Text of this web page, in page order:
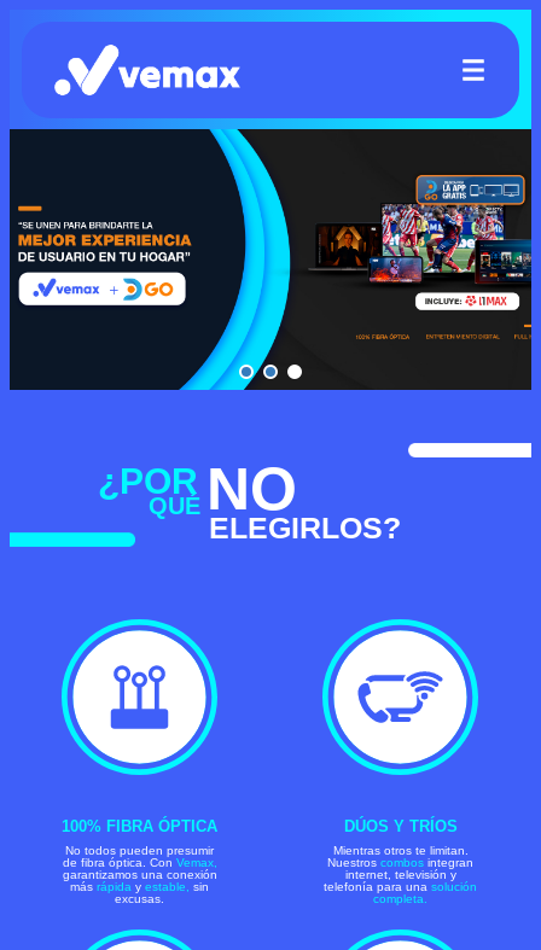
¿POR
QUÉ NO
ELEGIRLOS?
100% FIBRA ÓPTICA
No todos pueden presumir
de fibra óptica. Con Vemax,
garantizamos una conexión
más rápida y estable, sin
excusas.
DÚOS Y TRÍOS
Mientras otros te limitan.
Nuestros combos integran
internet, televisión y
telefonía para una solución
completa.